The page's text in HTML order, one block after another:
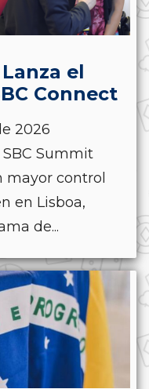
el
Connect
2026
Summit
mayor control
en Lisboa,
de...